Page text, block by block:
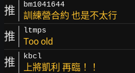
推 bm1041644
訓練營合約 也是不太行
推 ltmps
Too old
推 kbcl
上將凱利 再臨！！